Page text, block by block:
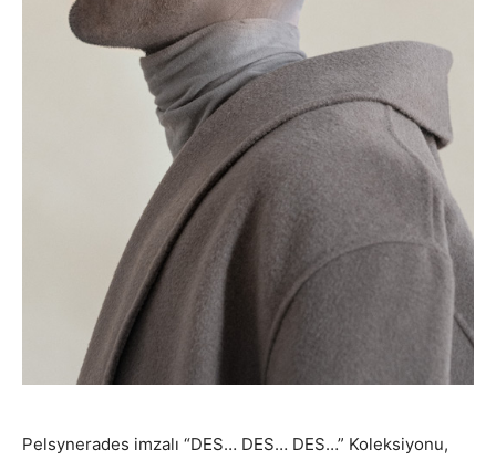
Pelsynerades imzalı “DES… DES… DES…” Koleksiyonu,